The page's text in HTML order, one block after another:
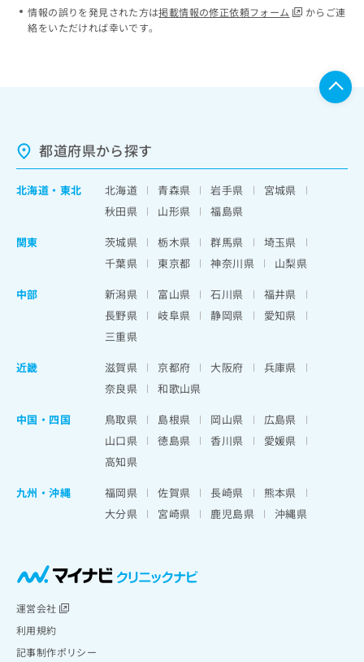
情報の誤りを発見された方は掲載情報の修正依頼フォーム
からご連
絡をいただければ幸いです。
都道府県から探す
北海道 ・ 東北 北海道 青森県 岩手県
宮城県
秋田県
山形県
福島県
関東
茨城県 栃木県 群馬県
埼玉県
千葉県
東京都 神奈川県
山梨県
中部
新潟県 富山県 石川県
福井県
長野県
岐阜県 静岡県
愛知県
三重県
近畿
滋賀県 京都府 大阪府
兵庫県
奈良県
和歌山県
中国・四国
鳥取県 島根県 岡山県
広島県
山口県
徳島県 香川県
愛媛県
高知県
九州・沖縄
福岡県 佐賀県 長崎県
熊本県
大分県
宮崎県 鹿児島県 沖縄県
運営会社
利用規約
記事制作ポリシー